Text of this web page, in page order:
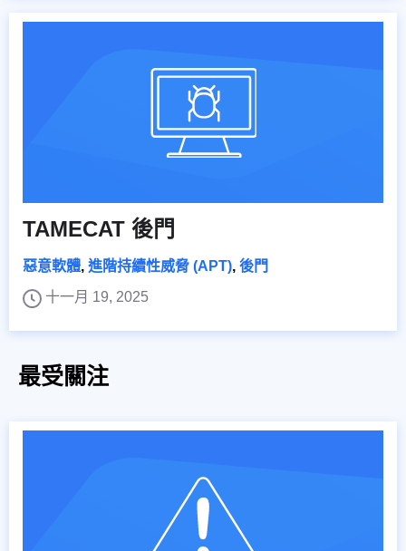
TAMECAT 後門
惡意軟體, 進階持續性威脅 (APT), 後門
十一月 19, 2025
最受關注